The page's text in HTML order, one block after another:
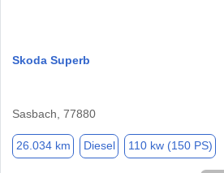
Skoda Superb
Sasbach, 77880
26.034 km Diesel 110 kw (150 PS)